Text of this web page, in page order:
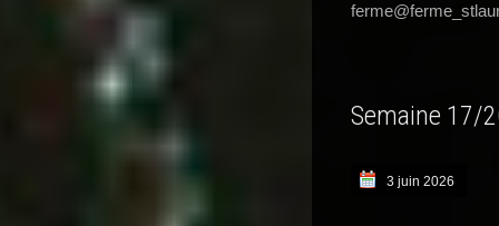
Semaine 17/
3 juin 2026